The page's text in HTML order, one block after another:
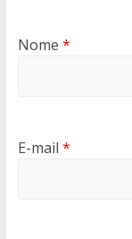
Nome *
E-mail *